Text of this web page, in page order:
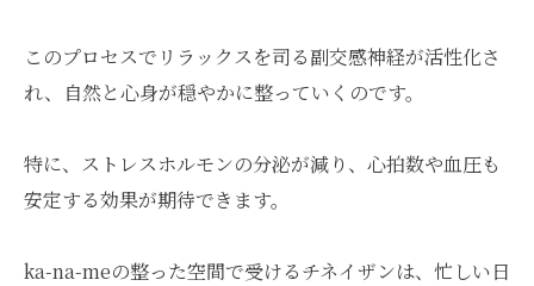
このプロセスでリラックスを司る副交感神経が活性化さ
れ、自然と心身が穏やかに整っていくのです。
特に、ストレスホルモンの分泌が減り、心拍数や血圧も
安定する効果が期待できます。
ka-na-meの整った空間で受けるチネイザンは、忙しい日